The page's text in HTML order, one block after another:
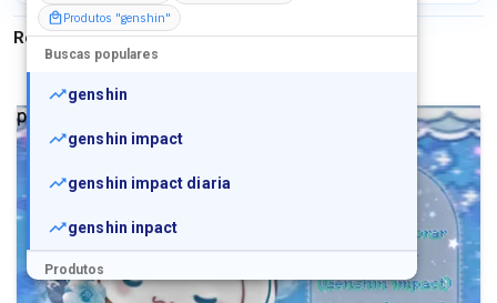
Produtos "genshin"
Buscas populares
genshin
genshin impact
genshin impact diaria
genshin inpact
Produtos
Resultados para"genshin"